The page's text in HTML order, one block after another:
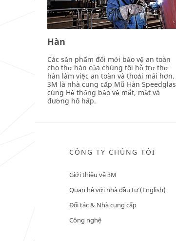
Hàn
Các sản phẩm đổi mới bảo vệ an toàn
cho thợ hàn của chúng tôi hỗ trợ thợ
hàn làm việc an toàn và thoải mái hơn.
3M là nhà cung cấp Mũ Hàn Speedglas
cùng Hệ thống bảo vệ mắt, mặt và
đường hô hấp.
CÔNG TY CHÚNG TÔI
Giới thiệu về 3M
Quan hệ với nhà đầu tư (English)
Đối tác & Nhà cung cấp
Công nghệ